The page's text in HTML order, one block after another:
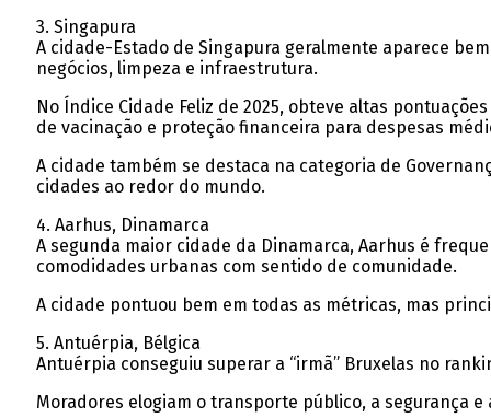
3. Singapura
A cidade-Estado de Singapura geralmente aparece
negócios, limpeza e infraestrutura.
No Índice Cidade Feliz de 2025, obteve altas
de vacinação e proteção financeira para despesas
A cidade também se destaca na categoria de
cidades ao redor do mundo.
4. Aarhus, Dinamarca
A segunda maior cidade da Dinamarca, Aarhus é
comodidades urbanas com sentido de comunidade.
A cidade pontuou bem em todas as métricas, mas
5. Antuérpia, Bélgica
Antuérpia conseguiu superar a “irmã” Bruxelas no
Moradores elogiam o transporte público, a segurança